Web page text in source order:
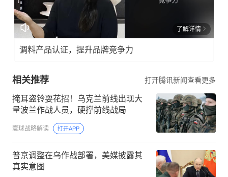
了解详情
调料产品认证，提升品牌竞争力
相关推荐 打开腾讯新闻查看更多
掩耳盗铃耍花招！乌克兰前线出现大
量波兰作战人员，硬撑前线战局
寰球战略解读 打开APP
普京调整在乌作战部署，美媒披露其
真实意图